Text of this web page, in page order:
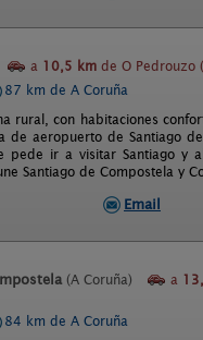
a 10,5 km de O Pedrouzo
87 km de A Coruña
rural, con habitaciones
de aeropuerto de Santiago
ir a visitar Santiago y
Santiago de Compostela y
Email
(A Coruña) a
84 km de A Coruña